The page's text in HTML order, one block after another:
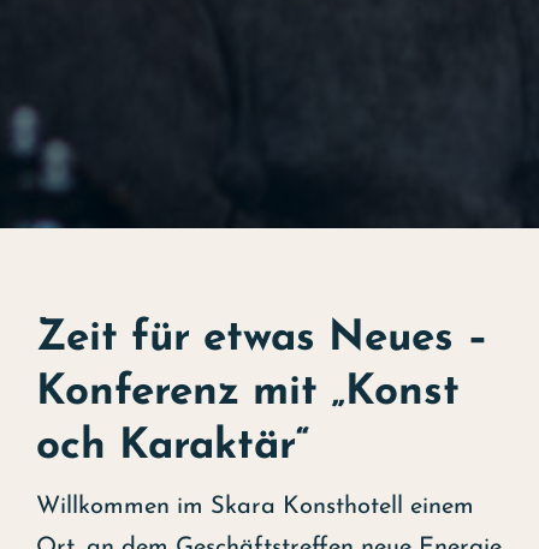
Zeit für etwas Neues –
Konferenz mit „Konst
och Karaktär“
Willkommen im Skara Konsthotell einem